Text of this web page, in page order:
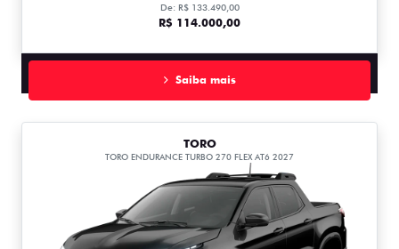
De: R$ 133.490,00
R$ 114.000,00
Saiba mais
TORO
TORO ENDURANCE TURBO 270 FLEX AT6 2027